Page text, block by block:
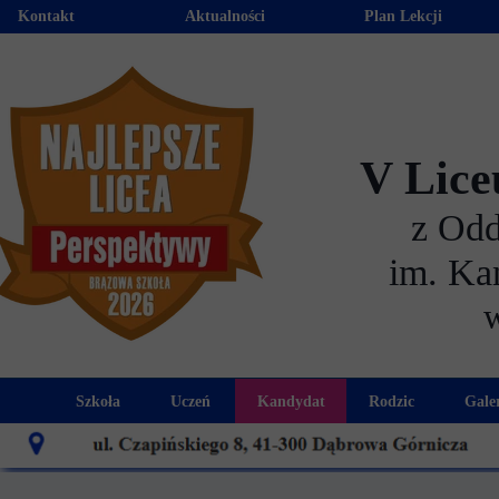
Rodzic
Harmonogram
Szkoła
Historia szkoły
Uczeń
Kalendarz roku szkolnego
Kandydat
Aktualności dla
V
z
im.
Plan Lekcji
Aktualności
Kontakt